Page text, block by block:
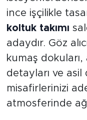
ince işçilikle
koltuk takımı
adaydır. Göz
kumaş dokuları,
detayları ve
misafirlerinizi
atmosferinde